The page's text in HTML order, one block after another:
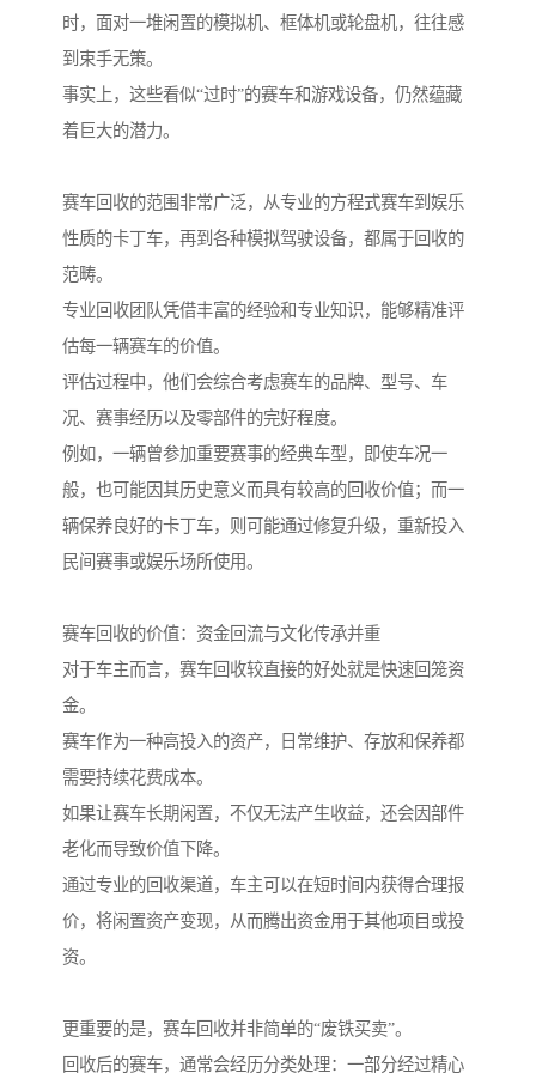
时，面对一堆闲置的模拟机、框体机或轮盘机，往往感
到束手无策。
事实上，这些看似“过时”的赛车和游戏设备，仍然蕴藏
着巨大的潜力。
赛车回收的范围非常广泛，从专业的方程式赛车到娱乐
性质的卡丁车，再到各种模拟驾驶设备，都属于回收的
范畴。
专业回收团队凭借丰富的经验和专业知识，能够精准评
估每一辆赛车的价值。
评估过程中，他们会综合考虑赛车的品牌、型号、车
况、赛事经历以及零部件的完好程度。
例如，一辆曾参加重要赛事的经典车型，即使车况一
般，也可能因其历史意义而具有较高的回收价值；而一
辆保养良好的卡丁车，则可能通过修复升级，重新投入
民间赛事或娱乐场所使用。
赛车回收的价值：资金回流与文化传承并重
对于车主而言，赛车回收较直接的好处就是快速回笼资
金。
赛车作为一种高投入的资产，日常维护、存放和保养都
需要持续花费成本。
如果让赛车长期闲置，不仅无法产生收益，还会因部件
老化而导致价值下降。
通过专业的回收渠道，车主可以在短时间内获得合理报
价，将闲置资产变现，从而腾出资金用于其他项目或投
资。
更重要的是，赛车回收并非简单的“废铁买卖”。
回收后的赛车，通常会经历分类处理：一部分经过精心